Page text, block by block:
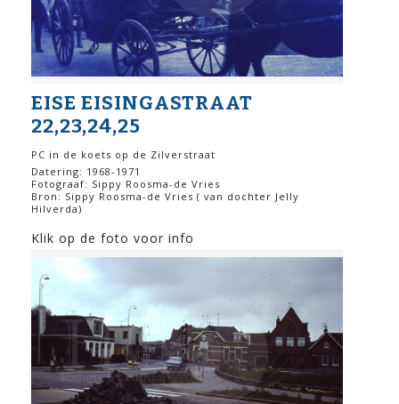
EISE EISINGASTRAAT
22,23,24,25
PC in de koets op de Zilverstraat
Datering: 1968-1971
Fotograaf: Sippy Roosma-de Vries
Bron: Sippy Roosma-de Vries ( van dochter Jelly
Hilverda)
Klik op de foto voor info